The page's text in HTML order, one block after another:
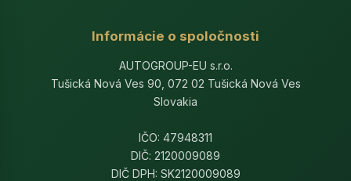
Informácie o spoločnosti
AUTOGROUP-EU s.r.o.
Tušická Nová Ves 90, 072 02 Tušická Nová Ves
Slovakia
IČO: 47948311
DIČ: 2120009089
DIČ DPH: SK2120009089